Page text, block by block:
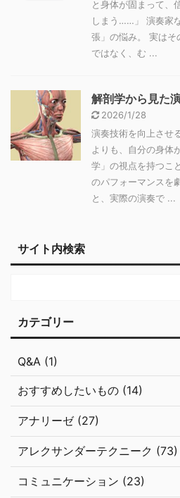
と身体が固まって、
しまう……」 演奏家
張」の悩み。 実はそ
ではなく、む ...
解剖学から見た
2026/1/28
演奏技術を向上させ
よりも、自分の身体
学」の視点を持つこ
のパフォーマンスを
と、実際の演奏で ...
サイト内検索
カテゴリー
Q&A (1)
おすすめしたいもの (14)
アナリーゼ (27)
アレクサンダーテクニーク (73)
コミュニケーション (23)